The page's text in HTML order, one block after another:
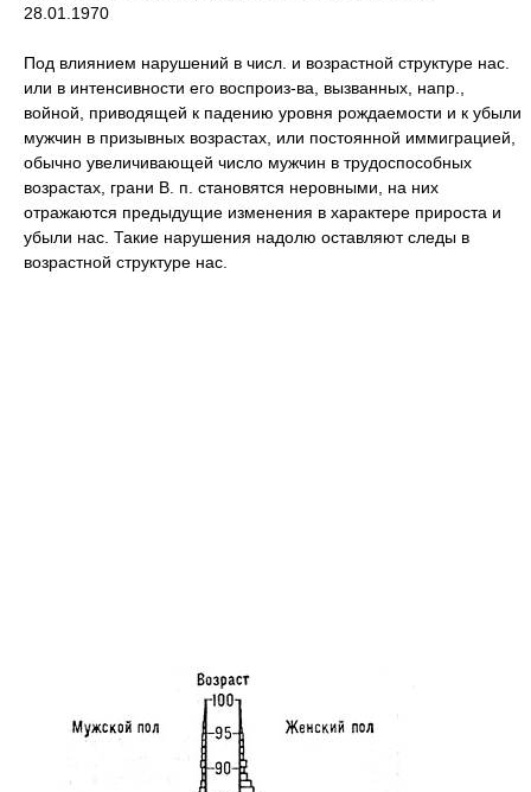
28.01.1970
Под влиянием нарушений в числ. и возрастной структуре нас.
или в интенсивности его воспроиз-ва, вызванных, напр.,
войной, приводящей к падению уровня рождаемости и к убыли
мужчин в призывных возрастах, или постоянной иммиграцией,
обычно увеличивающей число мужчин в трудоспособных
возрастах, грани В. п. становятся неровными, на них
отражаются предыдущие изменения в характере прироста и
убыли нас. Такие нарушения надолю оставляют следы в
возрастной структуре нас.